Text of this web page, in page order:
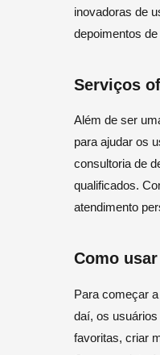
inovadoras de
depoimentos
Serviços
Além de ser
para ajudar os
consultoria de
qualificados.
atendimento
Como
Para começar
daí, os
favoritas, criar